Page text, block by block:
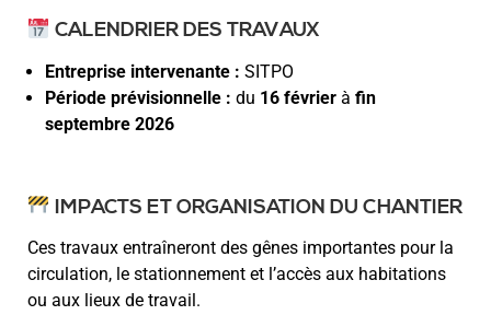
CALENDRIER DES TRAVAUX
Entreprise intervenante : SITPO
Période prévisionnelle : du 16 février à fin
septembre 2026
IMPACTS ET ORGANISATION DU CHANTIER
Ces travaux entraîneront des gênes importantes pour la
circulation, le stationnement et l’accès aux habitations
ou aux lieux de travail.